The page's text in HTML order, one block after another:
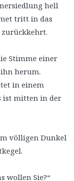
hell
tritt in das
zurückkehrt.
Stimme einer
herum.
in einem
ist mitten in der
völligen Dunkel
wollen Sie?“